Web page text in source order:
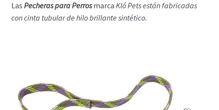
Las Pecheras para Perrosmarca Kló Pets están fabricadas
con cinta tubular de hilo brillante sintético.